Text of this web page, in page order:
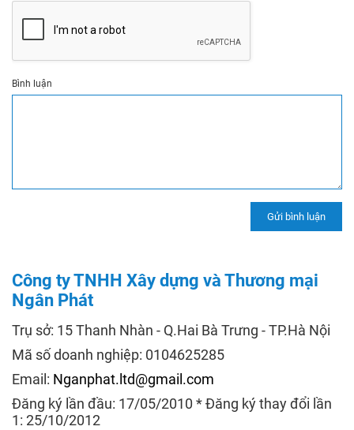
Bình luận
Công ty TNHH Xây dựng và Thương mại
Ngân Phát
Trụ sở: 15 Thanh Nhàn - Q.Hai Bà Trưng - TP.Hà Nội
Mã số doanh nghiệp: 0104625285
Email: Nganphat.ltd@gmail.com
Đăng ký lần đầu: 17/05/2010 * Đăng ký thay đổi lần
1: 25/10/2012